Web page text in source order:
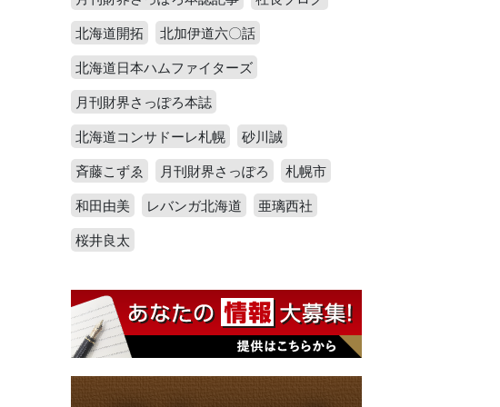
北海道開拓
北加伊道六〇話
北海道日本ハムファイターズ
月刊財界さっぽろ本誌
北海道コンサドーレ札幌
砂川誠
斉藤こずゑ
月刊財界さっぽろ
札幌市
和田由美
レバンガ北海道
亜璃西社
桜井良太